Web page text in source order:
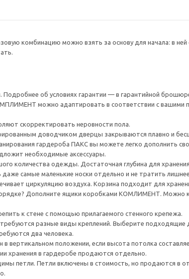
комбинацию можно взять за основу для начала: в
Подробнее об условиях гарантии — в гарантийной
можно адаптировать в соответствии с вашими
скорректировать неровности пола.
доводчиком дверцы закрываются плавно и
гардероба ПАКС вы можете легко дополнить
необходимые аксессуары.
количества одежды. Достаточная глубина для
самые маленькие носки отдельно и не тратить
циркуляцию воздуха. Корзина подходит для
Дополните ящики коробками КОМЛИМЕНТ. Можно
к стене с помощью прилагаемого стенного крепежа.
требуются разные виды креплений. Выберите
два человека.
вертикальном положении, если высота потолка
хранения в гардеробе продаются отдельно.
петли. Петли включены в стоимость, но продаются в